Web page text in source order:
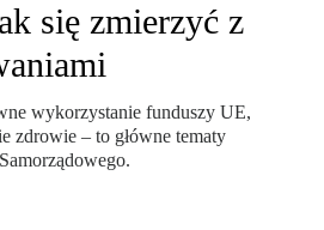
się zmierzyć z
wykorzystanie funduszy UE,
zdrowie – to główne tematy